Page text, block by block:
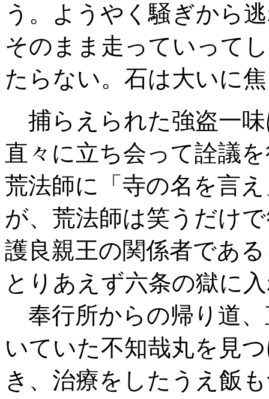
う。ようやく騒ぎから
そのまま走っていって
たらない。石は大いに
捕らえられた強盗一
直々に立ち会って詮議
荒法師に「寺の名を言
が、荒法師は笑うだけ
護良親王の関係者であ
とりあえず六条の獄に
奉行所からの帰り道
いていた不知哉丸を見
き、治療をしたうえ飯